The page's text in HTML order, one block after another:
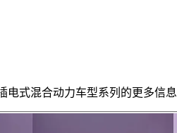
电式混合动力车型系列的更多信息